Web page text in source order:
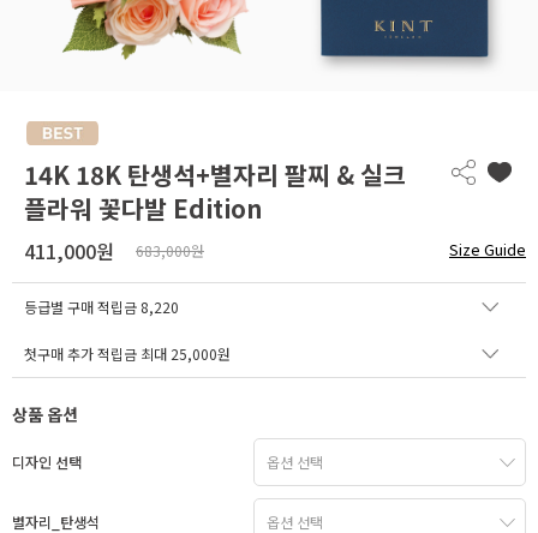
14K 18K 탄생석+별자리 팔찌 & 실크
플라워 꽃다발 Edition
411,000원 683,000원 Size Guide
등급별 구매 적립금 8,220
첫구매 추가 적립금 최대 25,000원
상품 옵션
디자인 선택
별자리_탄생석